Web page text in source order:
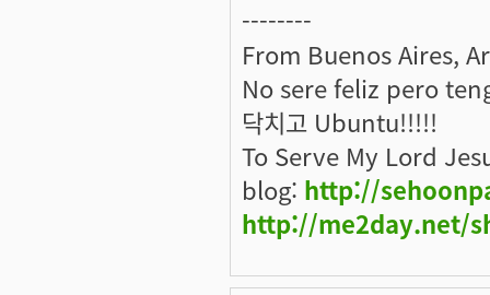
--------
From Buenos Aires,
No sere feliz pero
닥치고 Ubuntu!!!!!
To Serve My Lord
blog: http://
http://me2day.net/